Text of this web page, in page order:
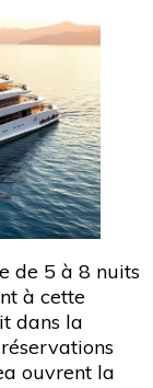
de 5 à 8 nuits
à cette
dans la
ouvrent la